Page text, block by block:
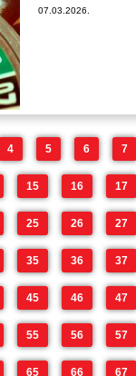
07.03.2026.
4 5 6 7
15 16 17
25 26 27
35 36 37
45 46 47
55 56 57
65 66 67